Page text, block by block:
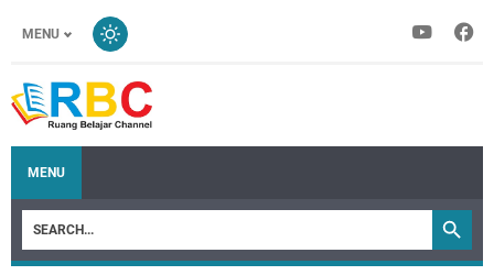
MENU
MENU